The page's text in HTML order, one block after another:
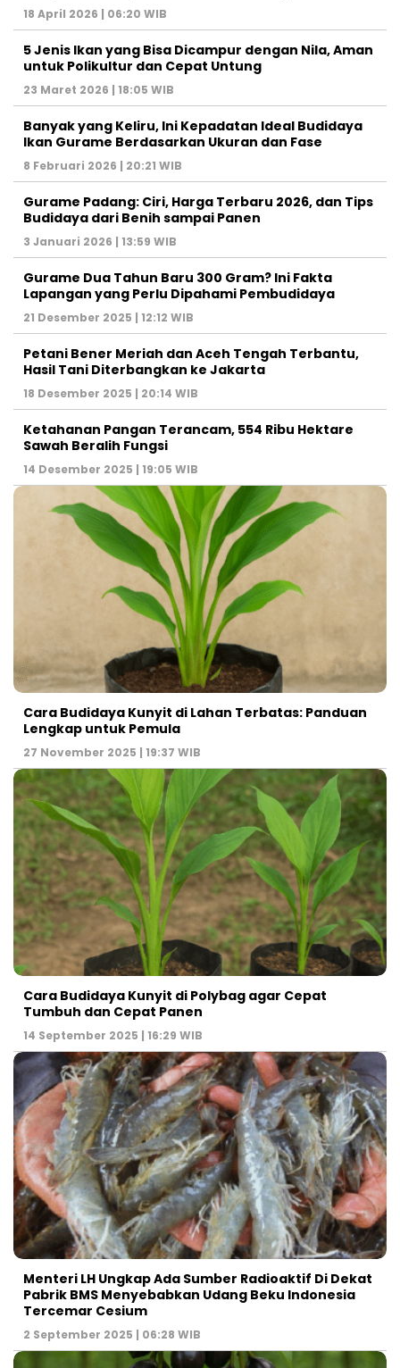
18 April 2026 | 06:20 WIB
5 Jenis Ikan yang Bisa Dicampur dengan Nila, Aman
untuk Polikultur dan Cepat Untung
23 Maret 2026 | 18:05 WIB
Banyak yang Keliru, Ini Kepadatan Ideal Budidaya
Ikan Gurame Berdasarkan Ukuran dan Fase
8 Februari 2026 | 20:21 WIB
Gurame Padang: Ciri, Harga Terbaru 2026, dan Tips
Budidaya dari Benih sampai Panen
3 Januari 2026 | 13:59 WIB
Gurame Dua Tahun Baru 300 Gram? Ini Fakta
Lapangan yang Perlu Dipahami Pembudidaya
21 Desember 2025 | 12:12 WIB
Petani Bener Meriah dan Aceh Tengah Terbantu,
Hasil Tani Diterbangkan ke Jakarta
18 Desember 2025 | 20:14 WIB
Ketahanan Pangan Terancam, 554 Ribu Hektare
Sawah Beralih Fungsi
14 Desember 2025 | 19:05 WIB
Cara Budidaya Kunyit di Lahan Terbatas: Panduan
Lengkap untuk Pemula
27 November 2025 | 19:37 WIB
Cara Budidaya Kunyit di Polybag agar Cepat
Tumbuh dan Cepat Panen
14 September 2025 | 16:29 WIB
Menteri LH Ungkap Ada Sumber Radioaktif Di Dekat
Pabrik BMS Menyebabkan Udang Beku Indonesia
Tercemar Cesium
2 September 2025 | 06:28 WIB